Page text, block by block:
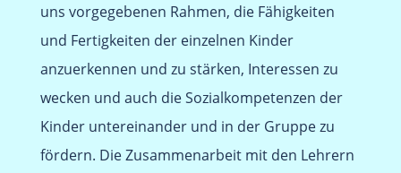
uns vorgegebenen Rahmen, die Fähigkeiten
und Fertigkeiten der einzelnen Kinder
anzuerkennen und zu stärken, Interessen zu
wecken und auch die Sozialkompetenzen der
Kinder untereinander und in der Gruppe zu
fördern. Die Zusammenarbeit mit den Lehrern